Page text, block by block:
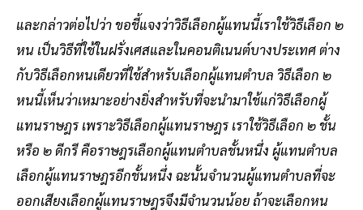
และกล่าวต่อไปว่า ขอชี้แจงว่าวิธีเลือกผู้แทนนี้เราใช้วิธีเลือก ๒
หน เป็นวิธีที่ใช้ในฝรั่งเศสและในคอนติเนนต์บางประเทศ ต่าง
กับวิธีเลือกหนเดียวที่ใช้สำหรับเลือกผู้แทนตำบล วิธีเลือก ๒
หนนี้เห็นว่าเหมาะอย่างยิ่งสำหรับที่จะนำมาใช้แก่วิธีเลือกผู้
แทนราษฎร เพราะวิธีเลือกผู้แทนราษฎร เราใช้วิธีเลือก ๒ ชั้น
หรือ ๒ ดีกรี คือราษฎรเลือกผู้แทนตำบลชั้นหนึ่ง ผู้แทนตำบล
เลือกผู้แทนราษฎรอีกชั้นหนึ่ง ฉะนั้นจำนวนผู้แทนตำบลที่จะ
ออกเสียงเลือกผู้แทนราษฎรจึงมีจำนวนน้อย ถ้าจะเลือกหน